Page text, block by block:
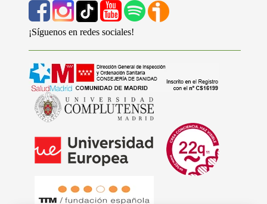
¡Síguenos en redes sociales!